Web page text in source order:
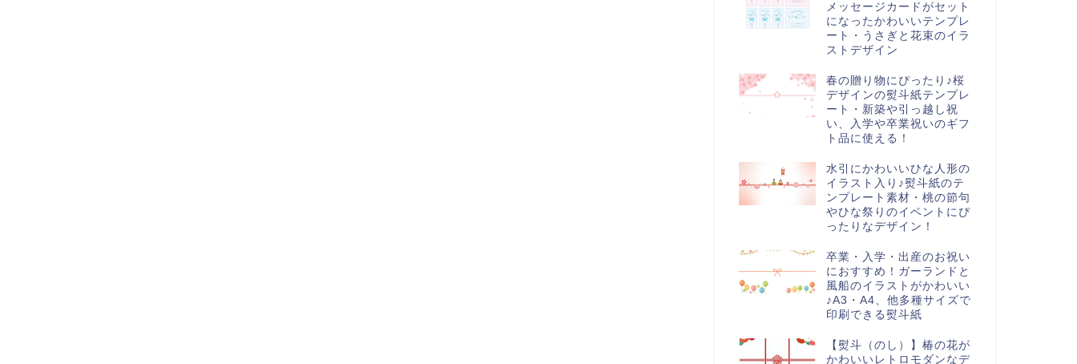
メッセージカードがセット
になったかわいいテンプレ
ート・うさぎと花束のイラ
ストデザイン
春の贈り物にぴったり♪桜
デザインの熨斗紙テンプレ
ート・新築や引っ越し祝
い、入学や卒業祝いのギフ
ト品に使える！
水引にかわいいひな人形の
イラスト入り♪熨斗紙のテ
ンプレート素材・桃の節句
やひな祭りのイベントにぴ
ったりなデザイン！
卒業・入学・出産のお祝い
におすすめ！ガーランドと
風船のイラストがかわいい
♪A3・A4、他多種サイズで
印刷できる熨斗紙
【熨斗（のし）】椿の花が
かわいいレトロモダンなデ